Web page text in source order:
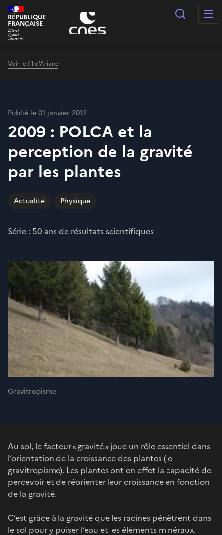
Panneau de gestion des cookies
RÉPUBLIQUE
FRANÇAISE
Voir le fil d'Ariane
Publié le 01 janvier 2012
2009 : POLCA et la
perception de la gravité
par les plantes
Actualité Physique
Série : 50 ans de résultats scientifiques
Gravitropisme
Au sol, le facteur « gravité » joue un rôle essentiel dans
l’orientation de la croissance des plantes (le
gravitropisme). Les plantes ont en effet la capacité de
percevoir et de réorienter leur croissance en fonction
de la gravité.
C’est grâce à la gravité que les racines pénètrent dans
le sol pour y puiser l’eau et les éléments minéraux.